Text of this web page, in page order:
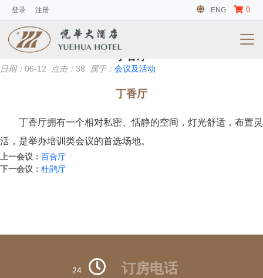
登录 注册 ENG 0
会议及活动
暂无信息
丁香厅
日期： 06-12 点击： 38 属于： 会议及活动
丁香厅
丁香厅拥有一个相对私密、恬静的空间，灯光舒适，布置灵
活，是举办培训类会议的首选场地。
上一会议： 百合厅
下一会议： 杜鹃厅
24 订房电话